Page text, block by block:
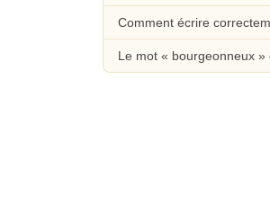
Comment écrire
Le mot « bourgeonneux